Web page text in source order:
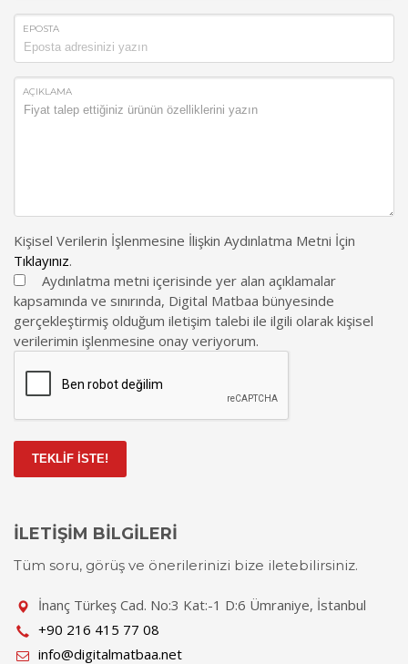
EPOSTA
AÇIKLAMA
Kişisel Verilerin İşlenmesine İlişkin Aydınlatma Metni İçin
Tıklayınız.
Aydınlatma metni içerisinde yer alan açıklamalar
kapsamında ve sınırında, Digital Matbaa bünyesinde
gerçekleştirmiş olduğum iletişim talebi ile ilgili olarak kişisel
verilerimin işlenmesine onay veriyorum.
TEKLİF İSTE!
İLETİŞİM BİLGİLERİ
Tüm soru, görüş ve önerilerinizi bize iletebilirsiniz.
İnanç Türkeş Cad. No:3 Kat:-1 D:6 Ümraniye, İstanbul
+90 216 415 77 08
info@digitalmatbaa.net